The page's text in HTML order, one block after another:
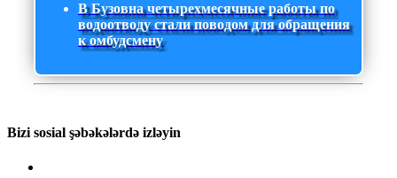
В Бузовна четырехмесячные работы по
водоотводу стали поводом для обращения
к омбудсмену
Bizi sosial şəbəkələrdə izləyin